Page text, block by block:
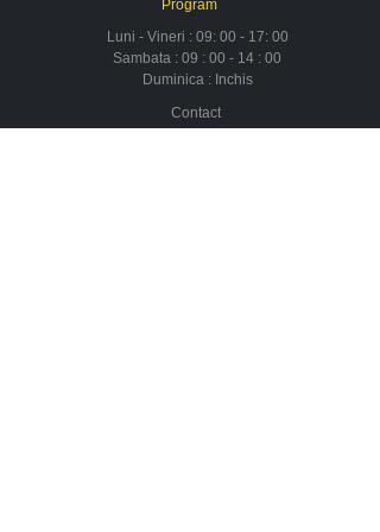
Program
Luni - Vineri : 09: 00 - 17: 00
Sambata : 09 : 00 - 14 : 00
Duminica : Inchis
Contact